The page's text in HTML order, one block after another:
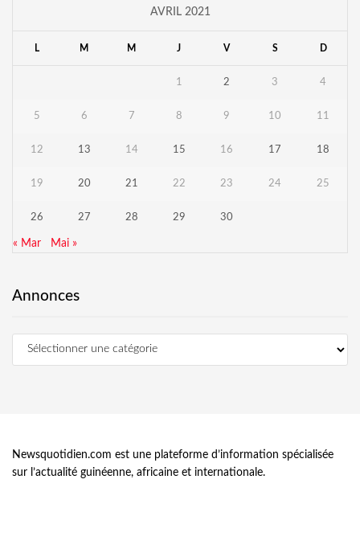
AVRIL 2021
L M M J V S D
1 2 3 4
5 6 7 8 9 10 11
12 13 14 15 16 17 18
19 20 21 22 23 24 25
26 27 28 29 30
« Mar Mai »
Annonces
Newsquotidien.com est une plateforme d’information spécialisée
sur l’actualité guinéenne, africaine et internationale.